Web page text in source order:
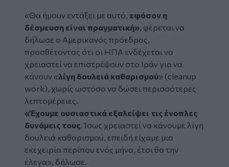
«Θα ήμουν εντάξει με αυτό, εφόσον η
δέσμευση είναι πραγματική», φέρεται να
δήλωσε ο Αμερικανός πρόεδρος,
προσθέτοντας ότι οι ΗΠΑ ενδέχεται να
χρειαστεί να επιστρέψουν στο Ιράν για να
κάνουν «λίγη δουλειά καθαρισμού» (cleanup
work), χωρίς ωστόσο να δώσει περισσότερες
λεπτομέρειες.
«Έχουμε ουσιαστικά εξαλείψει τις ένοπλες
δυνάμεις τους. Ίσως χρειαστεί να κάνουμε λίγη
δουλειά καθαρισμού, επειδή είχαμε μια
εκεχειρία περίπου ενός μήνα, έτσι θα την
έλεγα», δήλωσε.